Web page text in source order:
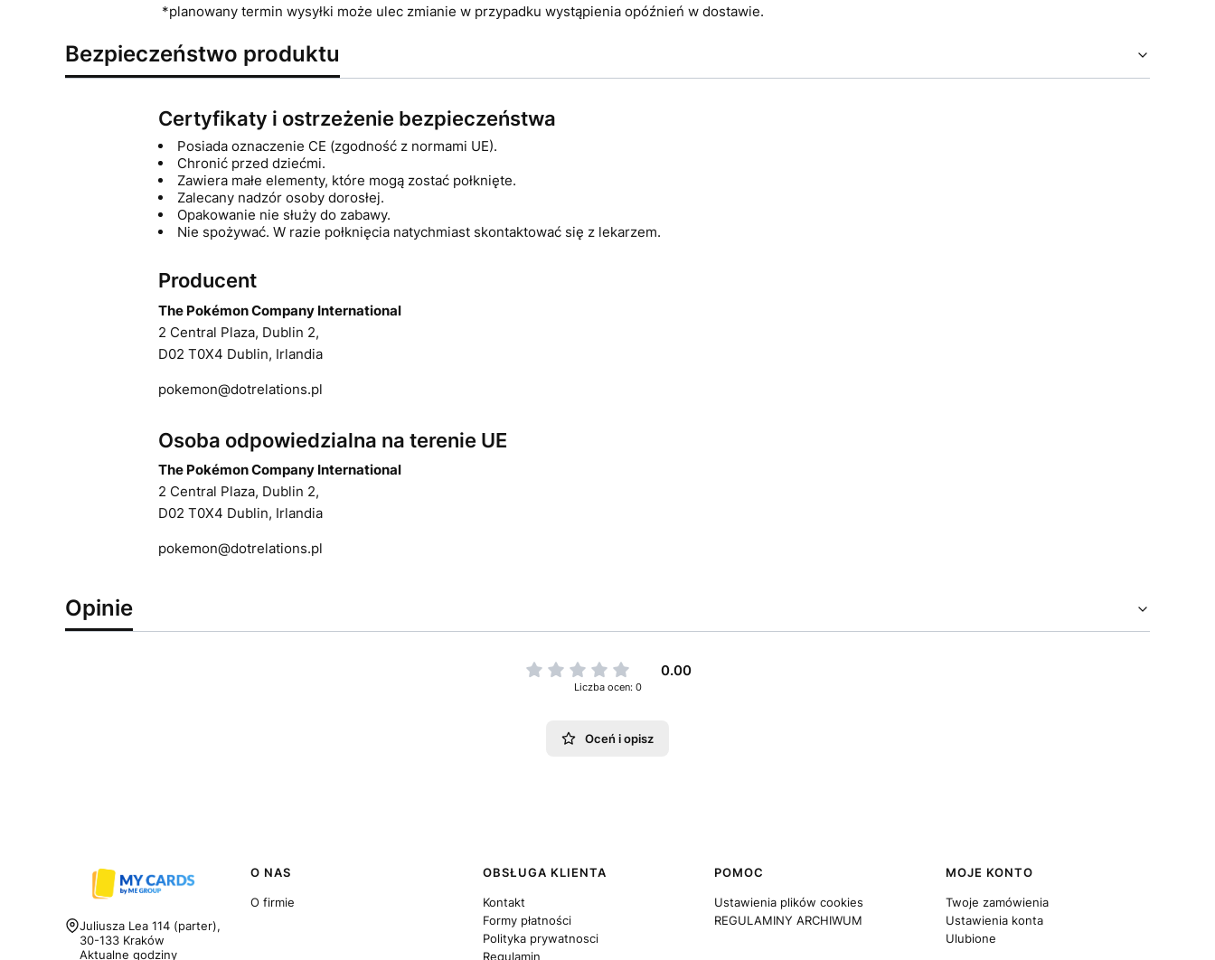
*planowany termin wysyłki może ulec zmianie w przypadku wystąpienia opóźnień w dostawie.
Bezpieczeństwo produktu
Certyfikaty i ostrzeżenie bezpieczeństwa
Posiada oznaczenie CE (zgodność z normami UE).
Chronić przed dziećmi.
Zawiera małe elementy, które mogą zostać połknięte.
Zalecany nadzór osoby dorosłej.
Opakowanie nie służy do zabawy.
Nie spożywać. W razie połknięcia natychmiast skontaktować się z lekarzem.
Producent
The Pokémon Company International
2 Central Plaza, Dublin 2,
D02 T0X4 Dublin, Irlandia
pokemon@dotrelations.pl
Osoba odpowiedzialna na terenie UE
The Pokémon Company International
2 Central Plaza, Dublin 2,
D02 T0X4 Dublin, Irlandia
pokemon@dotrelations.pl
Opinie
0.00
Liczba ocen: 0
Oceń i opisz
Adres:
Juliusza Lea 114 (parter),
30-133 Kraków
Aktualne godziny
Linki w stopce
O NAS
O firmie
OBSŁUGA KLIENTA
Kontakt
Formy płatności
Polityka prywatnosci
Regulamin
POMOC
Ustawienia plików cookies
REGULAMINY ARCHIWUM
MOJE KONTO
Twoje zamówienia
Ustawienia konta
Ulubione